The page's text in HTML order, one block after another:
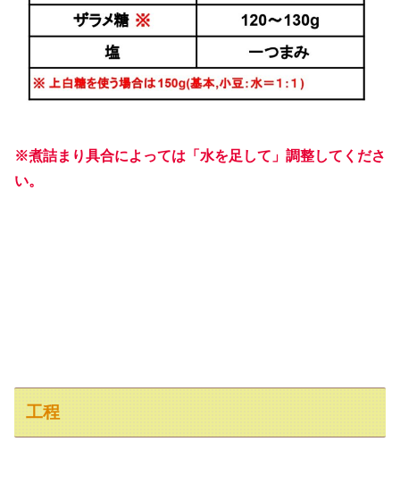
※煮詰まり具合によっては「水を足して」調整してくださ
い。
工程